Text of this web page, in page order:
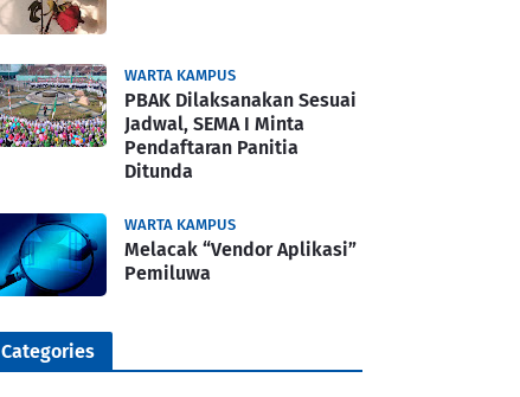
WARTA KAMPUS
PBAK Dilaksanakan Sesuai
Jadwal, SEMA I Minta
Pendaftaran Panitia
Ditunda
WARTA KAMPUS
Melacak “Vendor Aplikasi”
Pemiluwa
Categories